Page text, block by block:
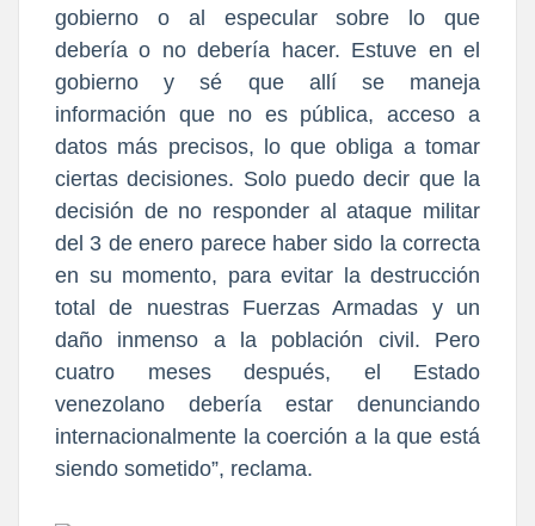
gobierno o al especular sobre lo que
debería o no debería hacer. Estuve en el
gobierno y sé que allí se maneja
información que no es pública, acceso a
datos más precisos, lo que obliga a tomar
ciertas decisiones. Solo puedo decir que la
decisión de no responder al ataque militar
del 3 de enero parece haber sido la correcta
en su momento, para evitar la destrucción
total de nuestras Fuerzas Armadas y un
daño inmenso a la población civil. Pero
cuatro meses después, el Estado
venezolano debería estar denunciando
internacionalmente la coerción a la que está
siendo sometido”, reclama.